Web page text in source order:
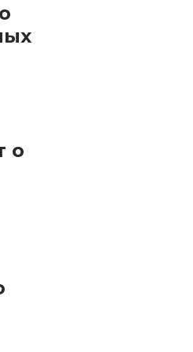
слабовидящих
о